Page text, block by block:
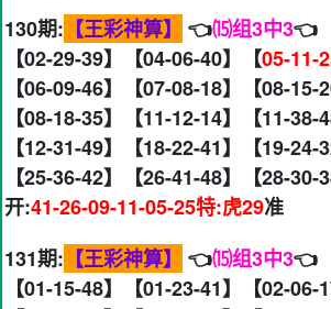
130期: 【王彩神算】 👈⒂组3中3👈
【02-29-39】【04-06-40】【05-11-
【06-09-46】【07-08-18】【08-15-
【08-18-35】【11-12-14】【11-38-
【12-31-49】【18-22-41】【19-24-
【25-36-42】【26-41-48】【28-30-
开:41-26-09-11-05-25特:虎29准
131期: 【王彩神算】 👈⒂组3中3👈
【01-15-48】【01-23-41】【02-06-